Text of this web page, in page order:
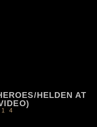
HELDEN AT